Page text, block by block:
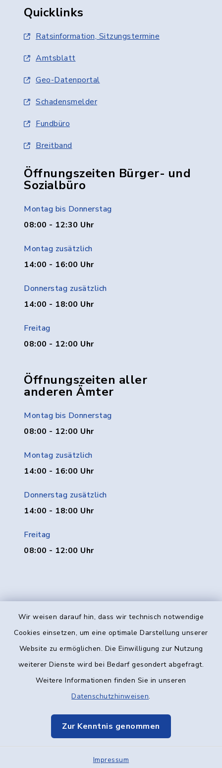
Wir weisen darauf hin, dass wir technisch notwendige
Cookies einsetzen, um eine optimale Darstellung unserer
Website zu ermöglichen. Die Einwilligung zur Nutzung
weiterer Dienste wird bei Bedarf gesondert abgefragt.
Weitere Informationen finden Sie in unseren
Datenschutzhinweisen.
Zur Kenntnis genommen
Impressum
Quicklinks
Ratsinformation, Sitzungstermine
Amtsblatt
Geo-Datenportal
Schadensmelder
Fundbüro
Breitband
Öffnungszeiten Bürger- und
Sozialbüro
Montag bis Donnerstag
08:00 - 12:30 Uhr
Montag zusätzlich
14:00 - 16:00 Uhr
Donnerstag zusätzlich
14:00 - 18:00 Uhr
Freitag
08:00 - 12:00 Uhr
Öffnungszeiten aller
anderen Ämter
Montag bis Donnerstag
08:00 - 12:00 Uhr
Montag zusätzlich
14:00 - 16:00 Uhr
Donnerstag zusätzlich
14:00 - 18:00 Uhr
Freitag
08:00 - 12:00 Uhr
Kontakt
Datenschutz
Elektronische Kommunikation
Sitemap